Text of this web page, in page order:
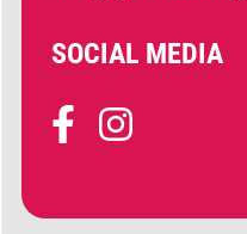
SOCIAL MEDIA